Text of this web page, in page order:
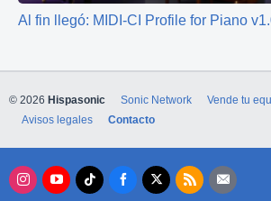
Al fin llegó: MIDI-CI Profile for Piano
© 2026 Hispasonic Sonic Network Vende tu
Avisos legales
Contacto